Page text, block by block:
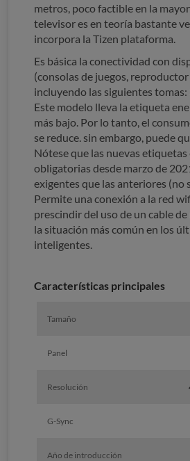
metros, poco factible en la
televisor es en teoría bastante
incorpora la Tizen plataforma.
Es básica la conectividad con
(consolas de juegos,
incluyendo las siguientes tomas:
Este modelo lleva la etiqueta
más bajo. Por lo tanto, el
se reduce. sin embargo, puede
Nótese que las nuevas etiquetas
obligatorias desde marzo de
exigentes que las anteriores (no
Permite una conexión a la red
prescindir del uso de un cable de
la situación más común en los
inteligentes.
Características principales
Tamaño
Panel
Resolución
G-Sync
Año de introducción